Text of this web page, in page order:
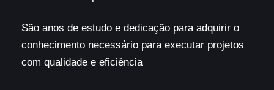
São anos de estudo e dedicação para adquirir o
conhecimento necessário para executar projetos
com qualidade e eficiência